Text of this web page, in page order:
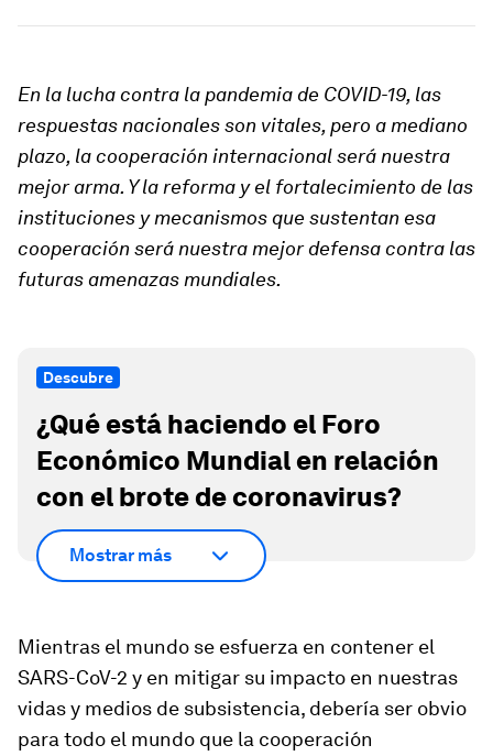
En la lucha contra la pandemia de COVID-19, las
respuestas nacionales son vitales, pero a mediano
plazo, la cooperación internacional será nuestra
mejor arma. Y la reforma y el fortalecimiento de las
instituciones y mecanismos que sustentan esa
cooperación será nuestra mejor defensa contra las
futuras amenazas mundiales.
Descubre
¿Qué está haciendo el Foro
Económico Mundial en relación
con el brote de coronavirus?
Mostrar más
Mientras el mundo se esfuerza en contener el
SARS-CoV-2 y en mitigar su impacto en nuestras
vidas y medios de subsistencia, debería ser obvio
para todo el mundo que la cooperación